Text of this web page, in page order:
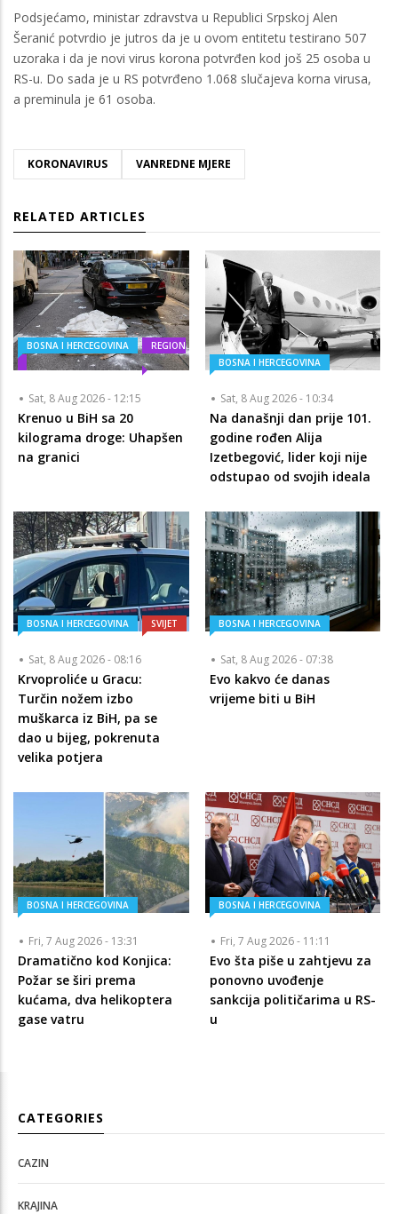
Podsjećamo, ministar zdravstva u Republici Srpskoj Alen
Šeranić potvrdio je jutros da je u ovom entitetu testirano 507
uzoraka i da je novi virus korona potvrđen kod još 25 osoba u
RS-u. Do sada je u RS potvrđeno 1.068 slučajeva korna virusa,
a preminula je 61 osoba.
KORONAVIRUS VANREDNE MJERE
RELATED ARTICLES
BOSNA I HERCEGOVINA REGION
Sat, 8 Aug 2026 - 12:15
Krenuo u BiH sa 20
kilograma droge: Uhapšen
na granici
BOSNA I HERCEGOVINA
Sat, 8 Aug 2026 - 10:34
Na današnji dan prije 101.
godine rođen Alija
Izetbegović, lider koji nije
odstupao od svojih ideala
BOSNA I HERCEGOVINA SVIJET
Sat, 8 Aug 2026 - 08:16
Krvoproliće u Gracu:
Turčin nožem izbo
muškarca iz BiH, pa se
dao u bijeg, pokrenuta
velika potjera
BOSNA I HERCEGOVINA
Sat, 8 Aug 2026 - 07:38
Evo kakvo će danas
vrijeme biti u BiH
BOSNA I HERCEGOVINA
Fri, 7 Aug 2026 - 13:31
Dramatično kod Konjica:
Požar se širi prema
kućama, dva helikoptera
gase vatru
BOSNA I HERCEGOVINA
Fri, 7 Aug 2026 - 11:11
Evo šta piše u zahtjevu za
ponovno uvođenje
sankcija političarima u RS-
u
CATEGORIES
CAZIN
KRAJINA